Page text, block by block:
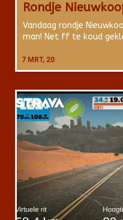
Rondje
7 MRT, 20
Vandaag rondje
man! Net ff te koud